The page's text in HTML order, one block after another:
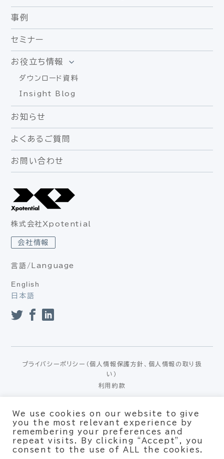
事例
セミナー
お役立ち情報
ダウンロード資料
Insight Blog
お知らせ
よくあるご質問
お問い合わせ
株式会社Xpotential
会社情報
言語/Language
English
日本語
プライバシーポリシー（個人情報保護方針、個人情報の取り扱
い）
利用約款
We use cookies on our website to give
you the most relevant experience by
remembering your preferences and
repeat visits. By clicking “Accept”, you
consent to the use of ALL the cookies.